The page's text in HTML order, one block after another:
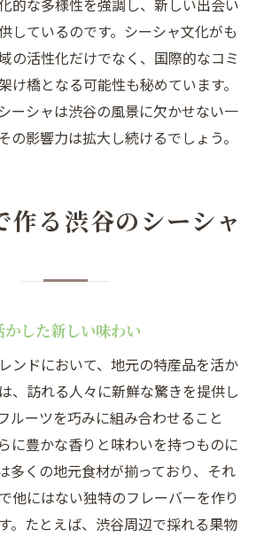
的な多様性を強調し、新しい出会い
しているのです。シーシャ文化がも
の活性化だけでなく、国際的なコミ
け橋となる可能性も秘めています。
ーシャは渋谷の風景に欠かせない一
の影響力は拡大し続けるでしょう。
作る渋谷のシーシャ
した新しい味わい
ンドにおいて、地元の特産品を活か
、訪れる人々に新鮮な驚きを提供し
ルーツを巧みに組み合わせること
に豊かな香りと味わいを持つものに
多くの地元食材が揃っており、それ
他にはない独特のフレーバーを作り
。たとえば、渋谷周辺で採れる果物